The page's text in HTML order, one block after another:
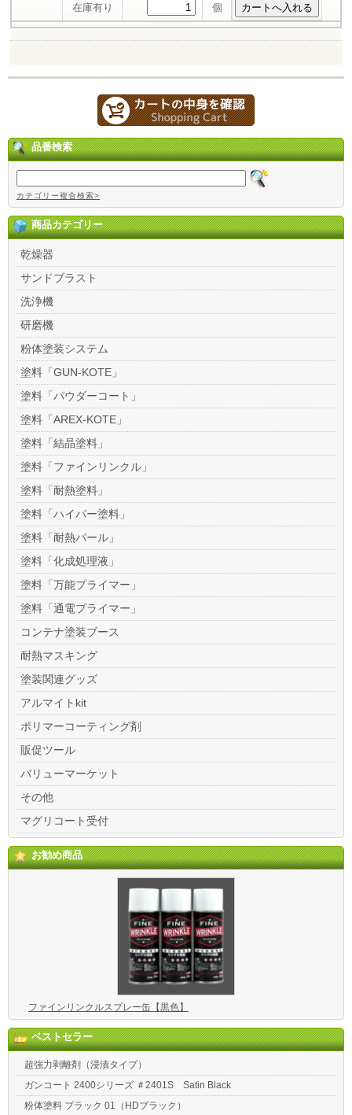
在庫有り 個
品番検索
カテゴリー複合検索>
商品カテゴリー
乾燥器
サンドブラスト
洗浄機
研磨機
粉体塗装システム
塗料「GUN-KOTE」
塗料「パウダーコート」
塗料「AREX-KOTE」
塗料「結晶塗料」
塗料「ファインリンクル」
塗料「耐熱塗料」
塗料「ハイパー塗料」
塗料「耐熱パール」
塗料「化成処理液」
塗料「万能プライマー」
塗料「通電プライマー」
コンテナ塗装ブース
耐熱マスキング
塗装関連グッズ
アルマイトkit
ポリマーコーティング剤
販促ツール
バリューマーケット
その他
マグリコート受付
お勧め商品
ファインリンクルスプレー缶【黒色】
ベストセラー
超強力剥離剤（浸漬タイプ）
ガンコート 2400シリーズ ＃2401S Satin Black
粉体塗料 ブラック 01（HDブラック）